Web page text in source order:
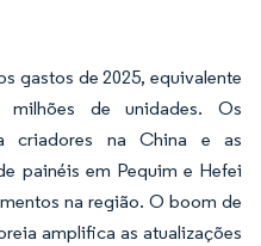
gastos de 2025, equivalente
de unidades. Os
criadores na China e as
painéis em Pequim e Hefei
na região. O boom de
amplifica as atualizações